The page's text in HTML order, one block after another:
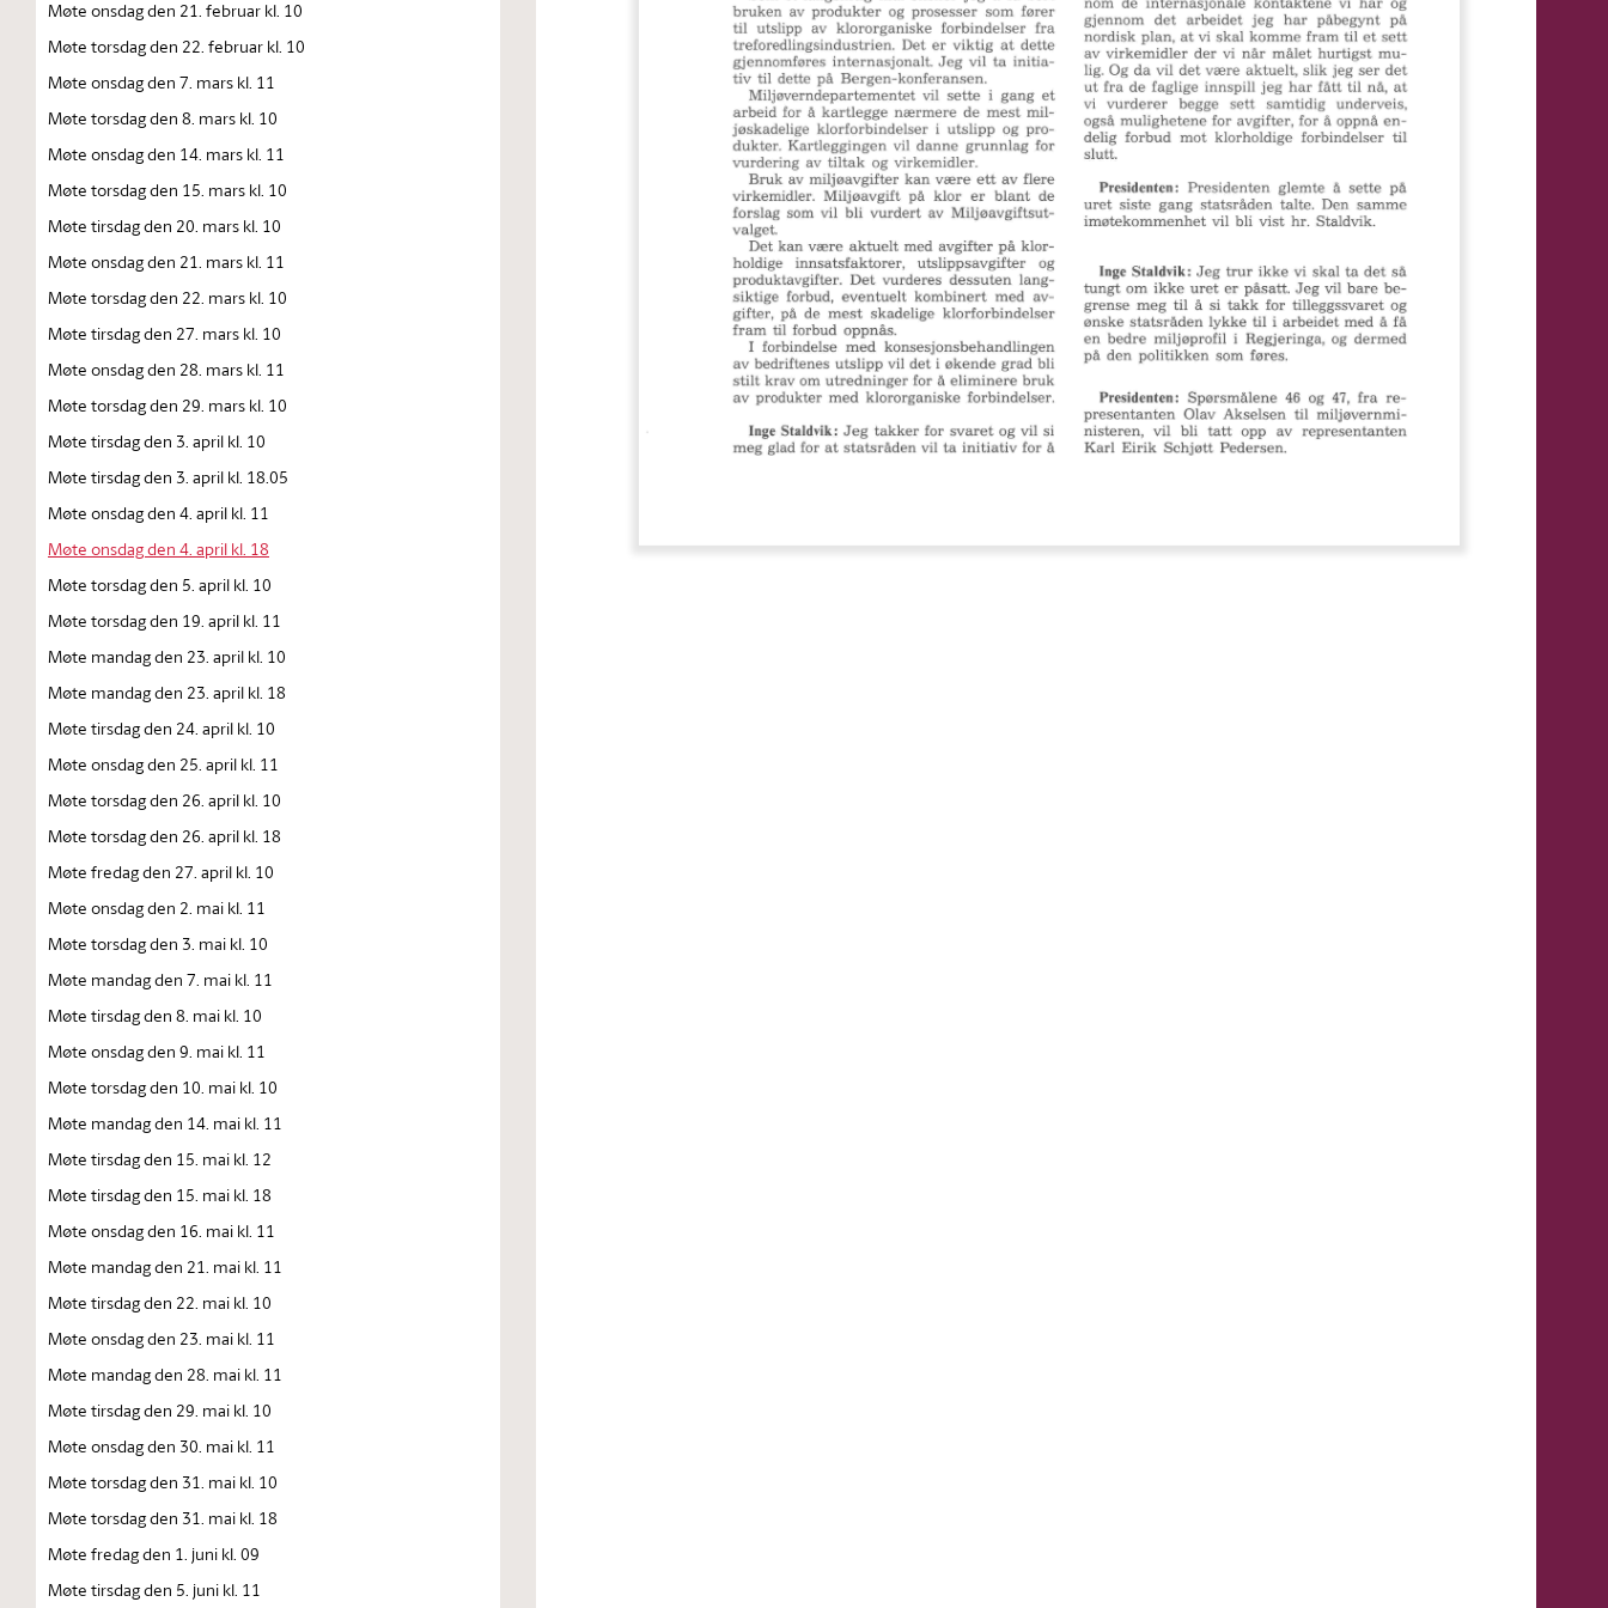
Møte onsdag den 21. februar kl. 10
Møte torsdag den 22. februar kl. 10
Møte onsdag den 7. mars kl. 11
Møte torsdag den 8. mars kl. 10
Møte onsdag den 14. mars kl. 11
Møte torsdag den 15. mars kl. 10
Møte tirsdag den 20. mars kl. 10
Møte onsdag den 21. mars kl. 11
Møte torsdag den 22. mars kl. 10
Møte tirsdag den 27. mars kl. 10
Møte onsdag den 28. mars kl. 11
Møte torsdag den 29. mars kl. 10
Møte tirsdag den 3. april kl. 10
Møte tirsdag den 3. april kl. 18.05
Møte onsdag den 4. april kl. 11
Møte onsdag den 4. april kl. 18
Møte torsdag den 5. april kl. 10
Møte torsdag den 19. april kl. 11
Møte mandag den 23. april kl. 10
Møte mandag den 23. april kl. 18
Møte tirsdag den 24. april kl. 10
Møte onsdag den 25. april kl. 11
Møte torsdag den 26. april kl. 10
Møte torsdag den 26. april kl. 18
Møte fredag den 27. april kl. 10
Møte onsdag den 2. mai kl. 11
Møte torsdag den 3. mai kl. 10
Møte mandag den 7. mai kl. 11
Møte tirsdag den 8. mai kl. 10
Møte onsdag den 9. mai kl. 11
Møte torsdag den 10. mai kl. 10
Møte mandag den 14. mai kl. 11
Møte tirsdag den 15. mai kl. 12
Møte tirsdag den 15. mai kl. 18
Møte onsdag den 16. mai kl. 11
Møte mandag den 21. mai kl. 11
Møte tirsdag den 22. mai kl. 10
Møte onsdag den 23. mai kl. 11
Møte mandag den 28. mai kl. 11
Møte tirsdag den 29. mai kl. 10
Møte onsdag den 30. mai kl. 11
Møte torsdag den 31. mai kl. 10
Møte torsdag den 31. mai kl. 18
Møte fredag den 1. juni kl. 09
Møte tirsdag den 5. juni kl. 11